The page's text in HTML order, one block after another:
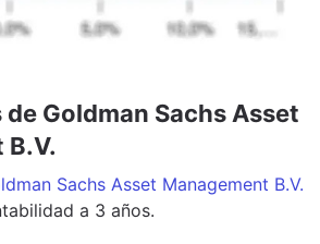
Goldman Sachs Asset
B.V.
Sachs Asset Management B.V.
a 3 años.